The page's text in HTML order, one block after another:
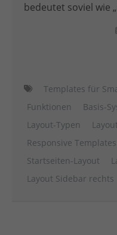
bedeutet soviel wie
Templates für
Funktionen
Basis-
Layout-Typen
Responsive Templates
Startseiten-Layout
Layout Sidebar rechts